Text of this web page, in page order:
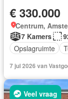
€ 330.000
Centrum,
7 Kamers
Opslagruimte
7 jul 2026 van
Veel vraag